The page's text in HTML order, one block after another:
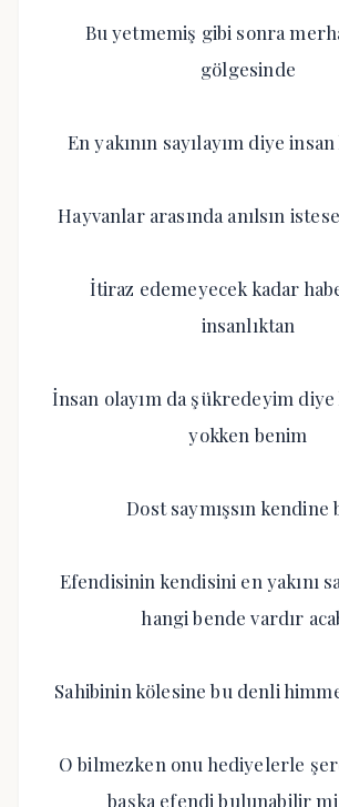
Bu yetmemiş gibi sonra
gölgesinde
En yakının sayılayım diye
Hayvanlar arasında anılsın
İtiraz edemeyecek kadar
insanlıktan
İnsan olayım da şükredeyim
yokken benim
Dost saymışsın kendine
Efendisinin kendisini en yakını
hangi bende vardır
Sahibinin kölesine bu denli
O bilmezken onu hediyelerle
başka efendi bulunabilir mi